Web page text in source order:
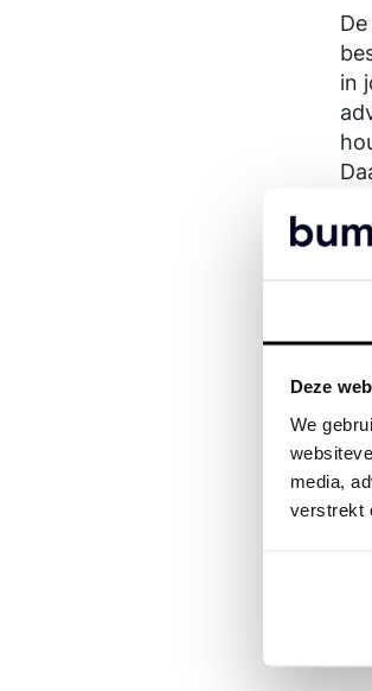
Deze
We
media,
verstrekt
in
op